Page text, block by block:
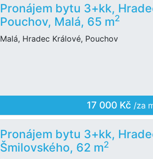
Pronájem bytu 3+kk,
Pouchov, Malá, 65 m2
Malá, Hradec Králové, Pouchov
17 000 Kč /za
Pronájem bytu 3+kk,
Šmilovského, 62 m2